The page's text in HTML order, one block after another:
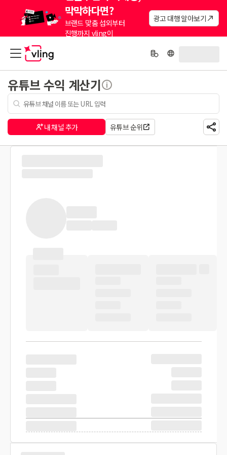
막막하다면?
브랜드 맞춤 섭외부터
진행까지 vling이
광고 대행 알아보기
유튜브 수익 계산기
내 채널 추가 유튜브 순위